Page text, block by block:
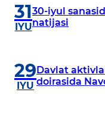
31
IYU
30-iyul
natijasi
29
IYU
Davlat
doirasida